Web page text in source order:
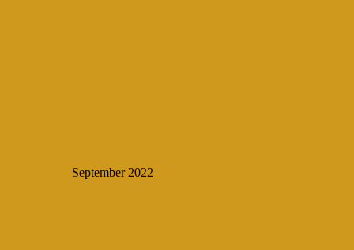
September 2022